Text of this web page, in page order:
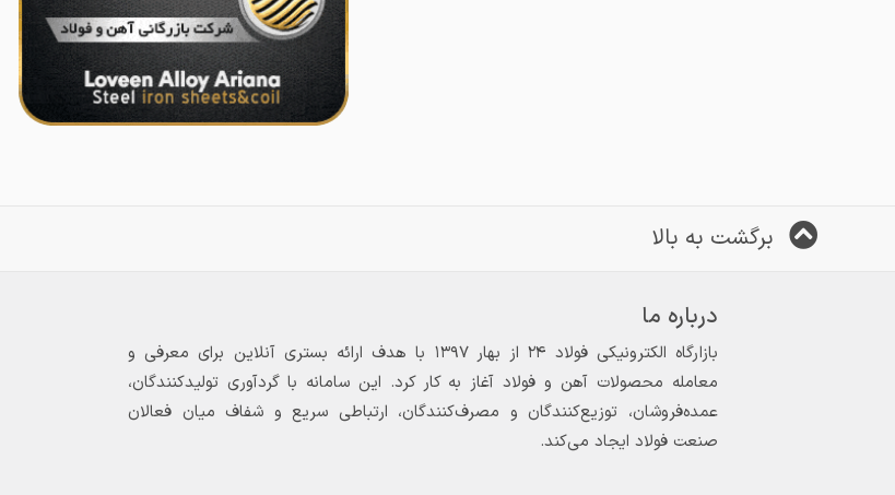
برگشت به بالا
درباره ما
بازارگاه الکترونیکی فولاد ۲۴ از بهار ۱۳۹۷ با هدف ارائه بستری آنلاین برای معرفی و
معامله محصولات آهن و فولاد آغاز به کار کرد. این سامانه با گردآوری تولیدکنندگان،
عمده‌فروشان، توزیع‌کنندگان و مصرف‌کنندگان، ارتباطی سریع و شفاف میان فعالان
صنعت فولاد ایجاد می‌کند.